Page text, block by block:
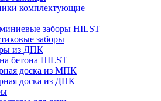
комплектующие
заборы HILST
заборы
из ДПК
бетона HILST
доска из МПК
доска из ДПК